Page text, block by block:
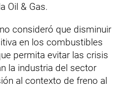
Oil & Gas.
consideró que disminuir
en los combustibles
permita evitar las crisis
la industria del sector
al contexto de freno al